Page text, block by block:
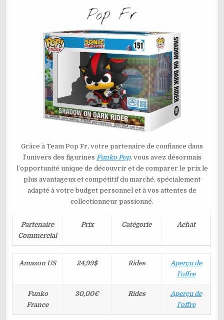
Grâce à Team Pop Fr, votre partenaire de confiance dans
l’univers des figurines Funko Pop, vous avez désormais
l’opportunité unique de découvrir et de comparer le prix le
plus avantageux et compétitif du marché, spécialement
adapté à votre budget personnel et à vos attentes de
collectionneur passionné.
Partenaire
Commercial
Prix Catégorie Achat
Amazon US 24,99$ Rides
Aperçu de
l’offre
Funko
France
30,00€ Rides
Aperçu de
l’offre